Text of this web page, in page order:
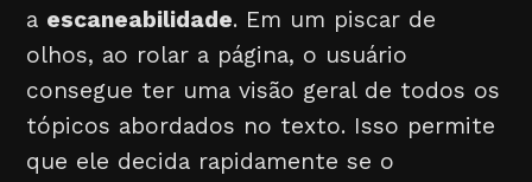
a escaneabilidade. Em um piscar de
olhos, ao rolar a página, o usuário
consegue ter uma visão geral de todos os
tópicos abordados no texto. Isso permite
que ele decida rapidamente se o